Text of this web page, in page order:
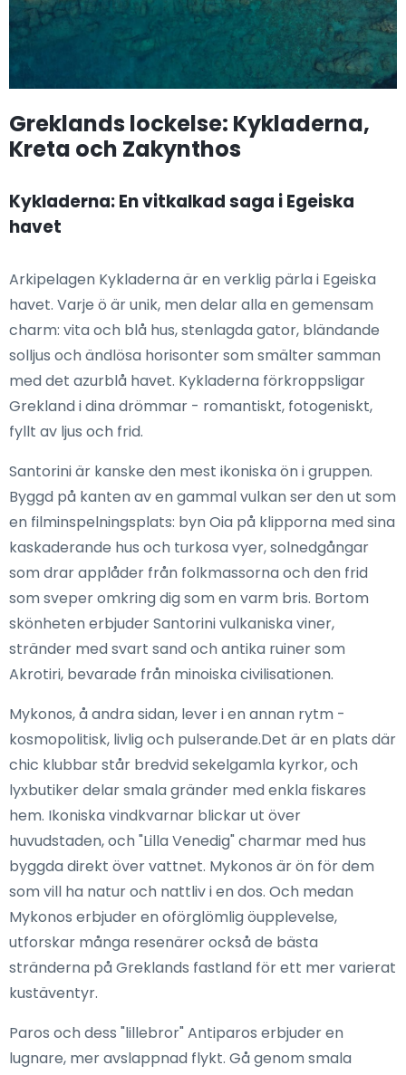
Greklands lockelse: Kykladerna,
Kreta och Zakynthos
Kykladerna: En vitkalkad saga i Egeiska
havet
Arkipelagen Kykladerna är en verklig pärla i Egeiska
havet. Varje ö är unik, men delar alla en gemensam
charm: vita och blå hus, stenlagda gator, bländande
solljus och ändlösa horisonter som smälter samman
med det azurblå havet. Kykladerna förkroppsligar
Grekland i dina drömmar - romantiskt, fotogeniskt,
fyllt av ljus och frid.
Santorini är kanske den mest ikoniska ön i gruppen.
Byggd på kanten av en gammal vulkan ser den ut som
en filminspelningsplats: byn Oia på klipporna med sina
kaskaderande hus och turkosa vyer, solnedgångar
som drar applåder från folkmassorna och den frid
som sveper omkring dig som en varm bris. Bortom
skönheten erbjuder Santorini vulkaniska viner,
stränder med svart sand och antika ruiner som
Akrotiri, bevarade från minoiska civilisationen.
Mykonos, å andra sidan, lever i en annan rytm -
kosmopolitisk, livlig och pulserande.Det är en plats där
chic klubbar står bredvid sekelgamla kyrkor, och
lyxbutiker delar smala gränder med enkla fiskares
hem. Ikoniska vindkvarnar blickar ut över
huvudstaden, och "Lilla Venedig" charmar med hus
byggda direkt över vattnet. Mykonos är ön för dem
som vill ha natur och nattliv i en dos. Och medan
Mykonos erbjuder en oförglömlig öupplevelse,
utforskar många resenärer också de bästa
stränderna på Greklands fastland för ett mer varierat
kustäventyr.
Paros och dess "lillebror" Antiparos erbjuder en
lugnare, mer avslappnad flykt. Gå genom smala